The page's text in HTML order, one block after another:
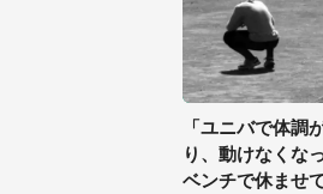
「ユニバで体調
り、動けなくな
ベンチで休ませ